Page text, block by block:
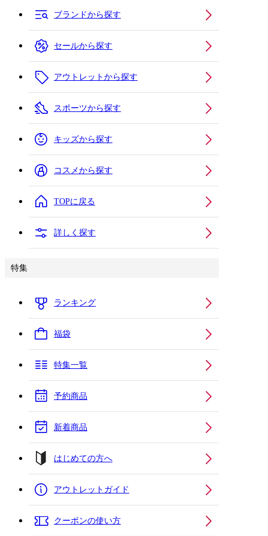
ブランドから探す
セールから探す
アウトレットから探す
スポーツから探す
キッズから探す
コスメから探す
TOPに戻る
詳しく探す
特集
ランキング
福袋
特集一覧
予約商品
新着商品
はじめての方へ
アウトレットガイド
クーポンの使い方